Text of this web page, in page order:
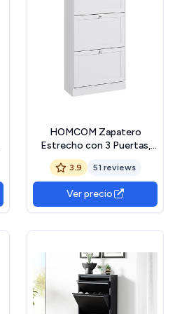
HOMCOM Zapatero
Estrecho con 3 Puertas,
Zapatero Entrada
Recibidor con Estantes
Ajustables, para 18 Pares de
Zapatos, 60x23,5x115 cm,
Blanco
3.9 51 reviews
Ver precio